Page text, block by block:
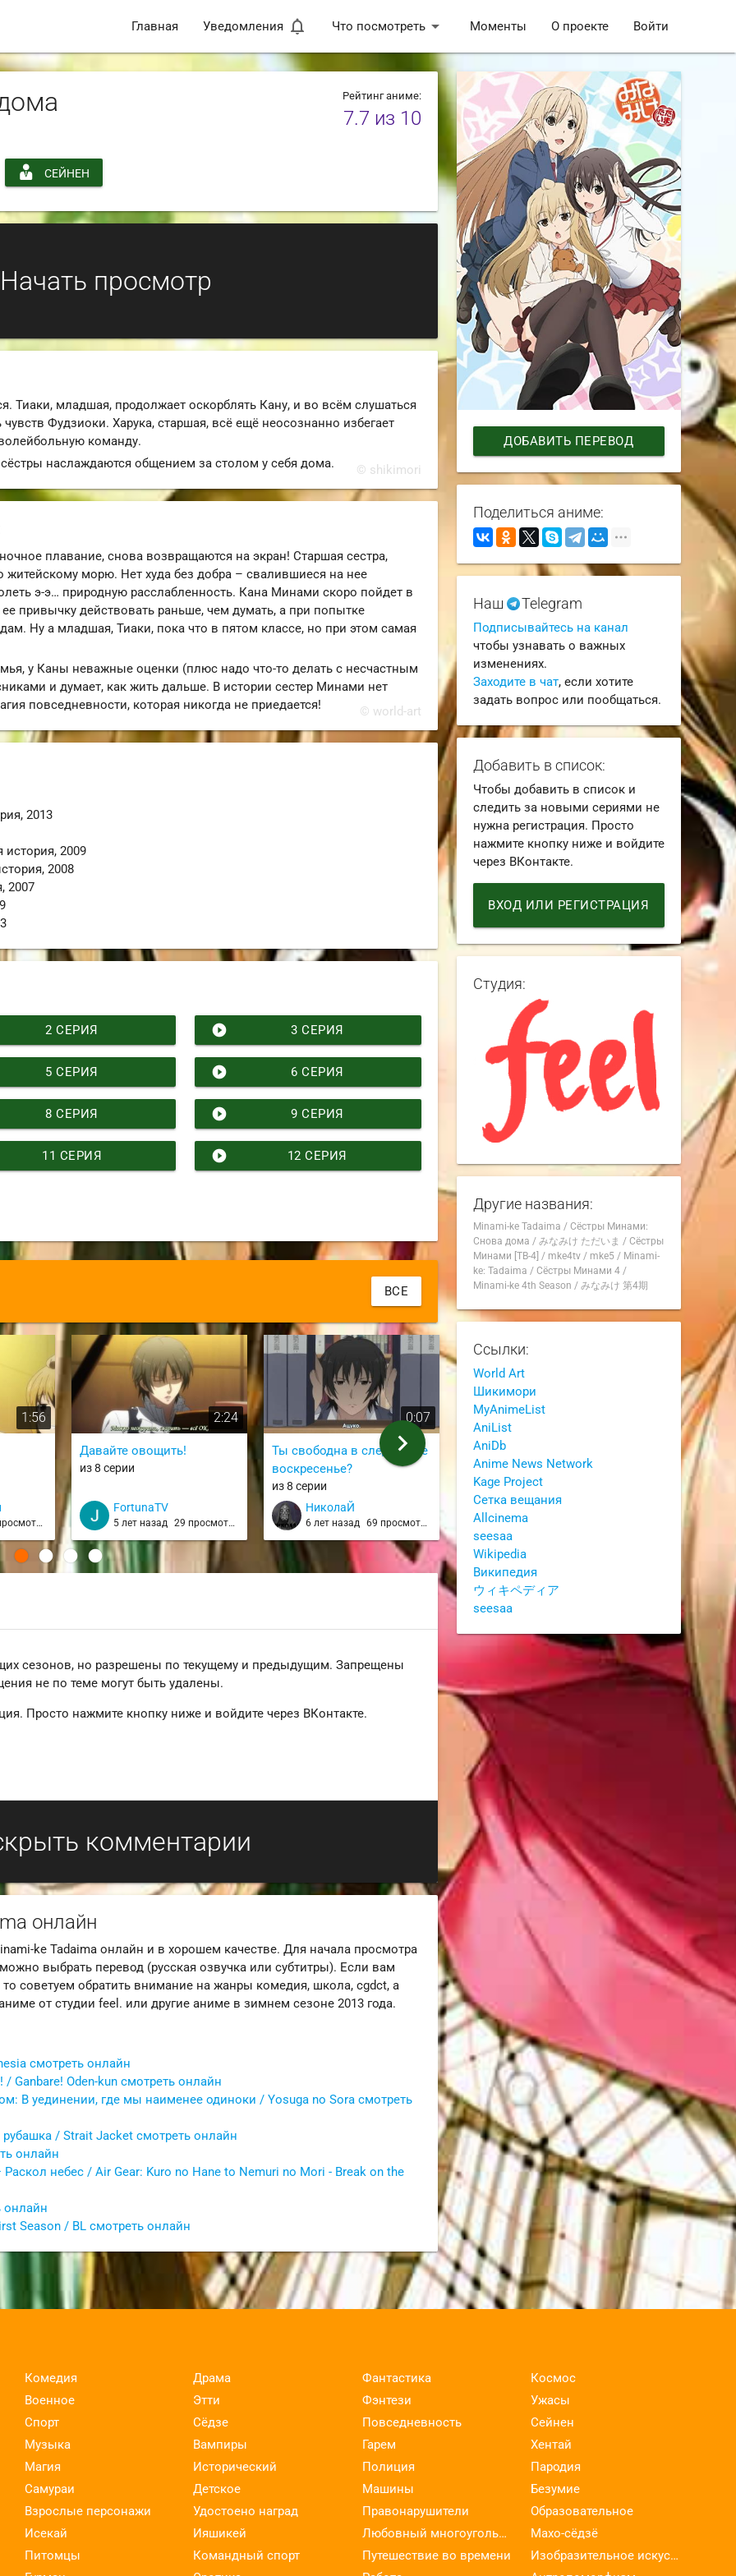
Главная Уведомления notifications_none Что посмотретьarrow_drop_down Моменты О проекте Войти
Рейтинг аниме:
7.7 из 10
СЕЙНЕН
Начать просмотр
Тиаки, младшая, продолжает оскорблять Кану, и во всём слушаться
Фудзиоки. Харука, старшая, всё ещё неосознанно избегает
команду.
наслаждаются общением за столом у себя дома.
© shikimori
плавание, снова возвращаются на экран! Старшая сестра,
житейскому морю. Нет худа без добра – свалившиеся на нее
э-э… природную расслабленность. Кана Минами скоро пойдет в
привычку действовать раньше, чем думать, а при попытке
Ну а младшая, Тиаки, пока что в пятом классе, но при этом самая
у Каны неважные оценки (плюс надо что-то делать с несчастным
и думает, как жить дальше. В истории сестер Минами нет
повседневности, которая никогда не приедается!
© world-art
,2013
история,2009
,2008
,2007
2 СЕРИЯ play_circle_filled 3 СЕРИЯ
5 СЕРИЯ play_circle_filled 6 СЕРИЯ
8 СЕРИЯ play_circle_filled 9 СЕРИЯ
11 СЕРИЯ play_circle_filled 12 СЕРИЯ
ВСЕ
1:56 2:24
Давайте овощить!
из 8 серии
FortunaTV
5 лет назад 29 просмотров
0:07
Ты свободна в следующее
воскресенье?
из 8 серии
НиколаЙ
6 лет назад 69 просмотров
хммм
из 2 серии
НиколаЙ
6 лет назад
Самая
из 12 серии
chevron_right
сезонов, но разрешены по текущему и предыдущим. Запрещены
не по теме могут быть удалены.
Просто нажмите кнопку ниже и войдите через ВКонтакте.
комментарии
онлайн
ke Tadaima онлайн и в хорошем качестве. Для начала просмотра
выбрать перевод (русская озвучка или субтитры). Если вам
советуем обратить внимание на жанры комедия, школа, cgdct, а
от студии feel. или другие аниме в зимнем сезоне 2013 года.
смотреть онлайн
Ganbare! Oden-kun смотреть онлайн
В уединении, где мы наименее одиноки / Yosuga no Sora смотреть
/ Strait Jacket смотреть онлайн
онлайн
небес / Air Gear: Kuro no Hane to Nemuri no Mori - Break on the
онлайн
Season / BL смотреть онлайн
ДОБАВИТЬ ПЕРЕВОД
Поделиться аниме:
Наш Telegram
Подписывайтесь на канал
чтобы узнавать о важных
изменениях.
Заходите в чат, если хотите
задать вопрос или пообщаться.
Добавить в список:
Чтобы добавить в список и
следить за новыми сериями не
нужна регистрация. Просто
нажмите кнопку ниже и войдите
через ВКонтакте.
ВХОД ИЛИ РЕГИСТРАЦИЯ
Студия:
Другие названия:
Minami-ke Tadaima / Сёстры Минами:
Снова дома / みなみけ ただいま / Сёстры
Минами [ТВ-4] / mke4tv/ mke5 / Minami-
ke: Tadaima / Сёстры Минами 4/
Minami-ke 4th Season / みなみけ 第4期
Ссылки:
World Art
Шикимори
MyAnimeList
AniList
AniDb
Anime News Network
Kage Project
Сетка вещания
Allcinema
seesaa
Wikipedia
Википедия
ウィキペディア
seesaa
Комедия Драма Фантастика
Космос
Военное Этти Фэнтези
Ужасы
Спорт Сёдзе Повседневность
Сейнен
Музыка Вампиры Гарем
Хентай
Магия Исторический Полиция
Пародия
Самураи Детское Машины
Безумие
Взрослые персонажи Удостоено наград Правонарушители
Образовательное
Исекай Ияшикей Любовный многоугольник
Махо-сёдзё
Питомцы Командный спорт Путешествие во времени
Изобразительное искусство